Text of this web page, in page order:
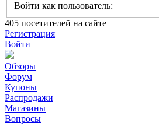
Войти как пользователь:
405 посетителей на сайте
Регистрация
Войти
Обзоры
Форум
Купоны
Распродажи
Магазины
Вопросы